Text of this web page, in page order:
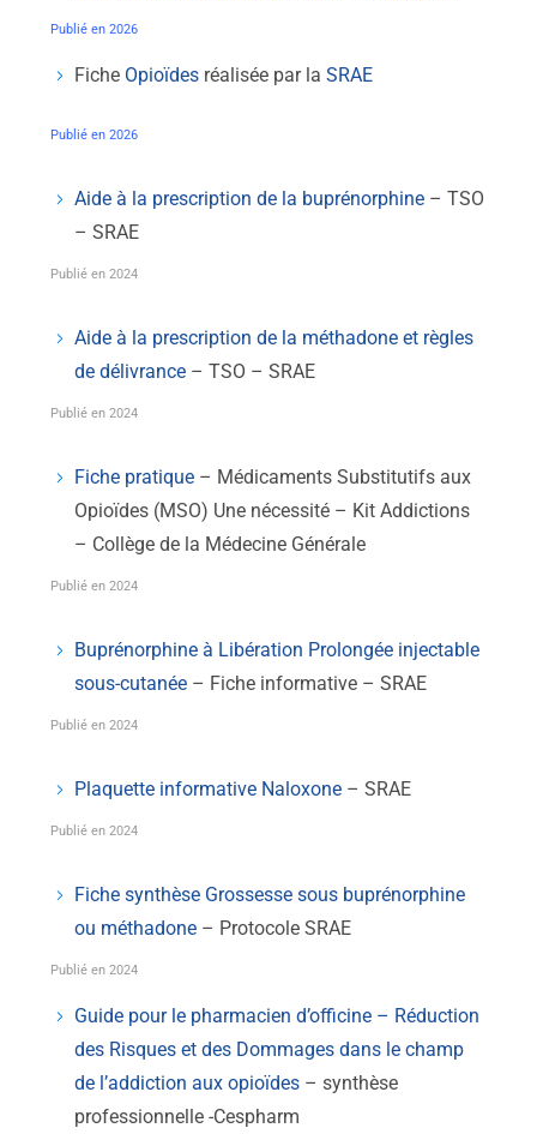
Publié en 2026
Fiche Opioïdes réalisée par laSRAE
Publié en 2026
Aide à la prescription de la buprénorphine – TSO
– SRAE
Publié en 2024
Aide à la prescription de la méthadone et règles
de délivrance – TSO – SRAE
Publié en 2024
Fiche pratique – Médicaments Substitutifs aux
Opioïdes (MSO) Une nécessité – Kit Addictions
– Collège de la Médecine Générale
Publié en 2024
Buprénorphine à Libération Prolongée injectable
sous-cutanée – Fiche informative – SRAE
Publié en 2024
Plaquette informative Naloxone – SRAE
Publié en 2024
Fiche synthèse Grossesse sous buprénorphine
ou méthadone – Protocole SRAE
Publié en 2024
Guide pour le pharmacien d’officine – Réduction
des Risques et des Dommages dans le champ
de l’addiction aux opioïdes – synthèse
professionnelle -Cespharm